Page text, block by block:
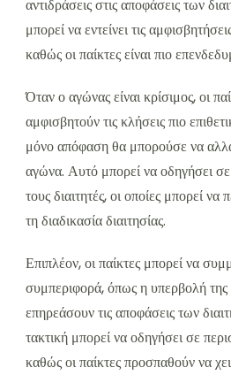
αντιδράσεις στις αποφάσεις των
μπορεί να εντείνει τις
καθώς οι παίκτες είναι πιο
Όταν ο αγώνας είναι κρίσιμος, οι
αμφισβητούν τις κλήσεις πιο
μόνο απόφαση θα μπορούσε να
αγώνα. Αυτό μπορεί να οδηγήσει
τους διαιτητές, οι οποίες μπορεί
τη διαδικασία διαιτησίας.
Επιπλέον, οι παίκτες μπορεί να
συμπεριφορά, όπως η υπερβολή της
επηρεάσουν τις αποφάσεις των
τακτική μπορεί να οδηγήσει σε
καθώς οι παίκτες προσπαθούν να